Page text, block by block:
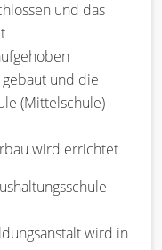
und das
und die
(Mittelschule)
wird errichtet
wird in